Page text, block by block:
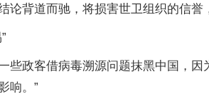
背道而驰，将损害世卫组织的信誉
政客借病毒溯源问题抹黑中国，
响。”